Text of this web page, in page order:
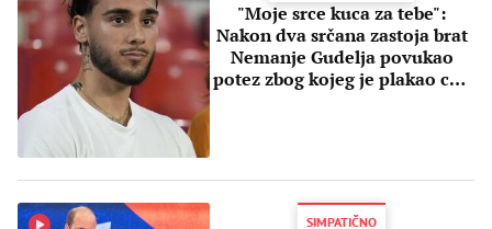
"Moje srce kuca za tebe":
Nakon dva srčana zastoja brat
Nemanje Gudelja povukao
potez zbog kojeg je plakao ceo
SIMPATIČNO